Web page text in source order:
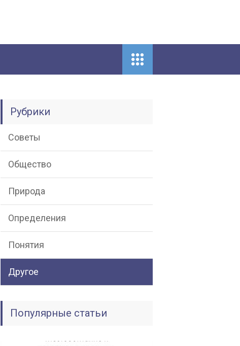
Рубрики
Советы
Общество
Природа
Определения
Понятия
Другое
Популярные статьи